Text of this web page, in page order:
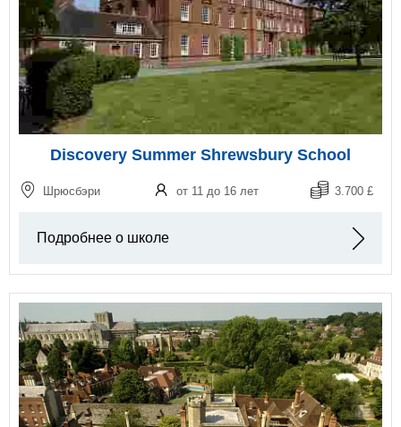
Discovery Summer Shrewsbury School
Шрюсбэри от 11 до 16 лет 3.700 £
Подробнее о школе